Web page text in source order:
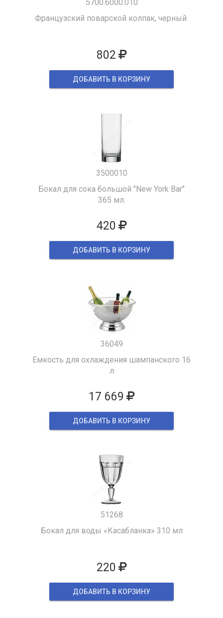
5700.6000.010
Французский поварской колпак, черный.
802
ДОБАВИТЬ В КОРЗИНУ
3500010
Бокал для сока большой "New York Bar"
365 мл.
420
ДОБАВИТЬ В КОРЗИНУ
36049
Емкость для охлаждения шампанского 16
л
17 669
ДОБАВИТЬ В КОРЗИНУ
51268
Бокал для воды «Касабланка» 310 мл
220
ДОБАВИТЬ В КОРЗИНУ